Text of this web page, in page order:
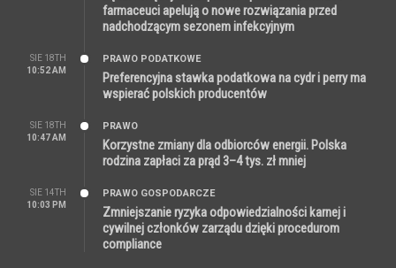
farmaceuci apelują o nowe rozwiązania przed
nadchodzącym sezonem infekcyjnym
SIE 18TH
10:52 AM
PRAWO PODATKOWE
Preferencyjna stawka podatkowa na cydr i perry ma
wspierać polskich producentów
SIE 18TH
10:47 AM
PRAWO
Korzystne zmiany dla odbiorców energii. Polska
rodzina zapłaci za prąd 3–4 tys. zł mniej
SIE 14TH
10:03 PM
PRAWO GOSPODARCZE
Zmniejszanie ryzyka odpowiedzialności karnej i
cywilnej członków zarządu dzięki procedurom
compliance